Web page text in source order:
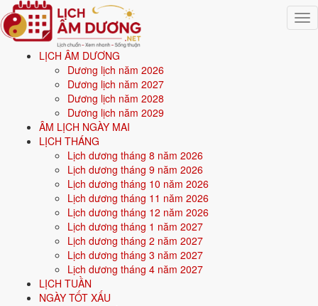
LỊCH ÂM DƯƠNG
Dương lịch năm 2026
Dương lịch năm 2027
Dương lịch năm 2028
Dương lịch năm 2029
ÂM LỊCH NGÀY MAI
LỊCH THÁNG
Lịch dương tháng 8 năm 2026
Lịch dương tháng 9 năm 2026
Lịch dương tháng 10 năm 2026
Lịch dương tháng 11 năm 2026
Lịch dương tháng 12 năm 2026
Lịch dương tháng 1 năm 2027
Lịch dương tháng 2 năm 2027
Lịch dương tháng 3 năm 2027
Lịch dương tháng 4 năm 2027
LỊCH TUẦN
NGÀY TỐT XẤU
Trang chủ
Mệnh ngũ hành
Sinh năm 1976
Sinh năm1976mệnh gì? Bính Thìn Sa Trung Thổ -
mệnh Thổ
Người sinh năm1976là tuổiBính Thìn(con Rồng), nạp âm
Đất pha cát, mệnhThổ. Năm2026 51 tuổi mụ
Sinh năm 1976(Bính Thìn, con Rồng) thuộc mệnh
Trung Thổ .
Màu hợp:Vàng đất, Nâu, Be.